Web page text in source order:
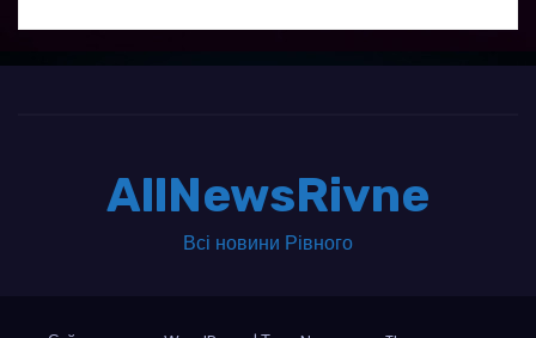
AllNewsRivne
Всі новини Рівного